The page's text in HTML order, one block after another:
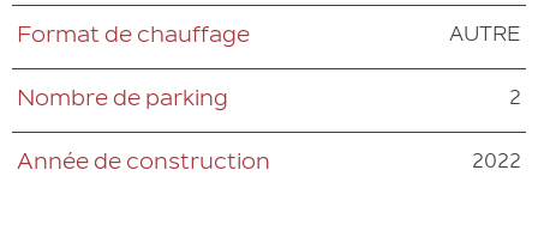
Format de chauffage AUTRE
Nombre de parking 2
Année de construction 2022